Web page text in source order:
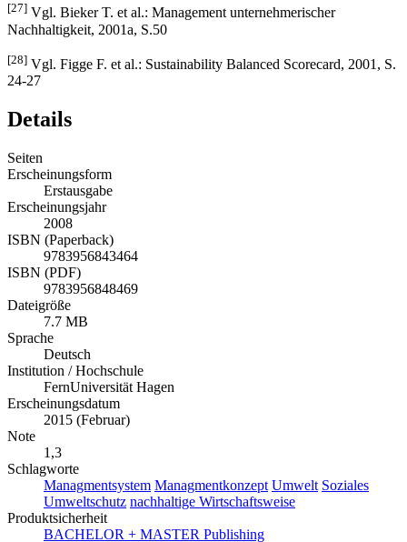
[27] Vgl. Bieker T. et al.: Management unternehmerischer
Nachhaltigkeit, 2001a, S.50
[28] Vgl. Figge F. et al.: Sustainability Balanced Scorecard, 2001, S.
24-27
Details
Seiten
Erscheinungsform
Erstausgabe
Erscheinungsjahr
2008
ISBN (Paperback)
9783956843464
ISBN (PDF)
9783956848469
Dateigröße
7.7 MB
Sprache
Deutsch
Institution / Hochschule
FernUniversität Hagen
Erscheinungsdatum
2015 (Februar)
Note
1,3
Schlagworte
Managmentsystem Managmentkonzept Umwelt Soziales
Umweltschutz nachhaltige Wirtschaftsweise
Produktsicherheit
BACHELOR + MASTER Publishing